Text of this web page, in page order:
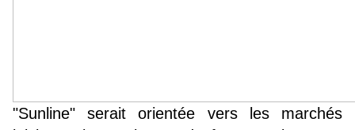
"Sunline" serait orientée vers les marchés